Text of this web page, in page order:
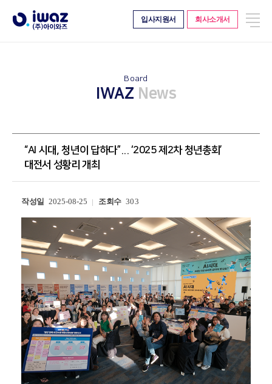
회사소개서
입사지원서
전
체
About Work
Solution
IWAZ BigData Platform
IWAZ Crawler
IWAZ Contents Monitoring
Video
iGPT
iGPT
Support
Support
Board
IWAZ News
“AI 시대, 청년이 답하다”... ‘2025 제2차 청년총회’
대전서 성황리 개최
작성일 2025-08-25 조회수 303